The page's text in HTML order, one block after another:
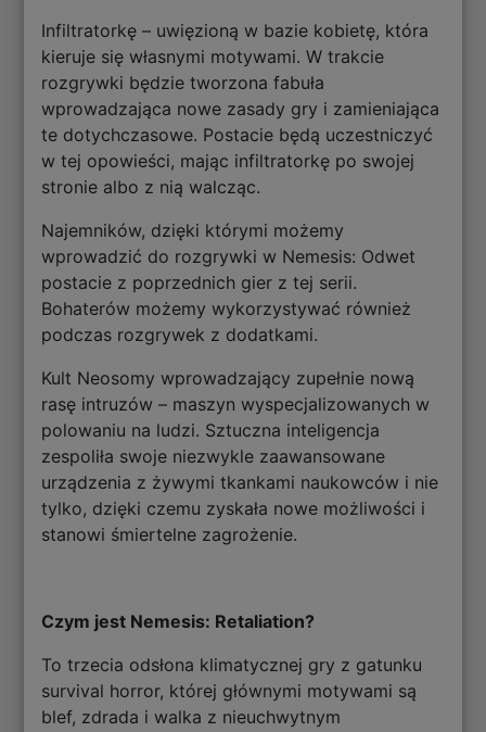
Infiltratorkę – uwięzioną w bazie kobietę, która
kieruje się własnymi motywami. W trakcie
rozgrywki będzie tworzona fabuła
wprowadzająca nowe zasady gry i zamieniająca
te dotychczasowe. Postacie będą uczestniczyć
w tej opowieści, mając infiltratorkę po swojej
stronie albo z nią walcząc.
Najemników, dzięki którymi możemy
wprowadzić do rozgrywki w Nemesis: Odwet
postacie z poprzednich gier z tej serii.
Bohaterów możemy wykorzystywać również
podczas rozgrywek z dodatkami.
Kult Neosomy wprowadzający zupełnie nową
rasę intruzów – maszyn wyspecjalizowanych w
polowaniu na ludzi. Sztuczna inteligencja
zespoliła swoje niezwykle zaawansowane
urządzenia z żywymi tkankami naukowców i nie
tylko, dzięki czemu zyskała nowe możliwości i
stanowi śmiertelne zagrożenie.
Czym jest Nemesis: Retaliation?
To trzecia odsłona klimatycznej gry z gatunku
survival horror, której głównymi motywami są
blef, zdrada i walka z nieuchwytnym